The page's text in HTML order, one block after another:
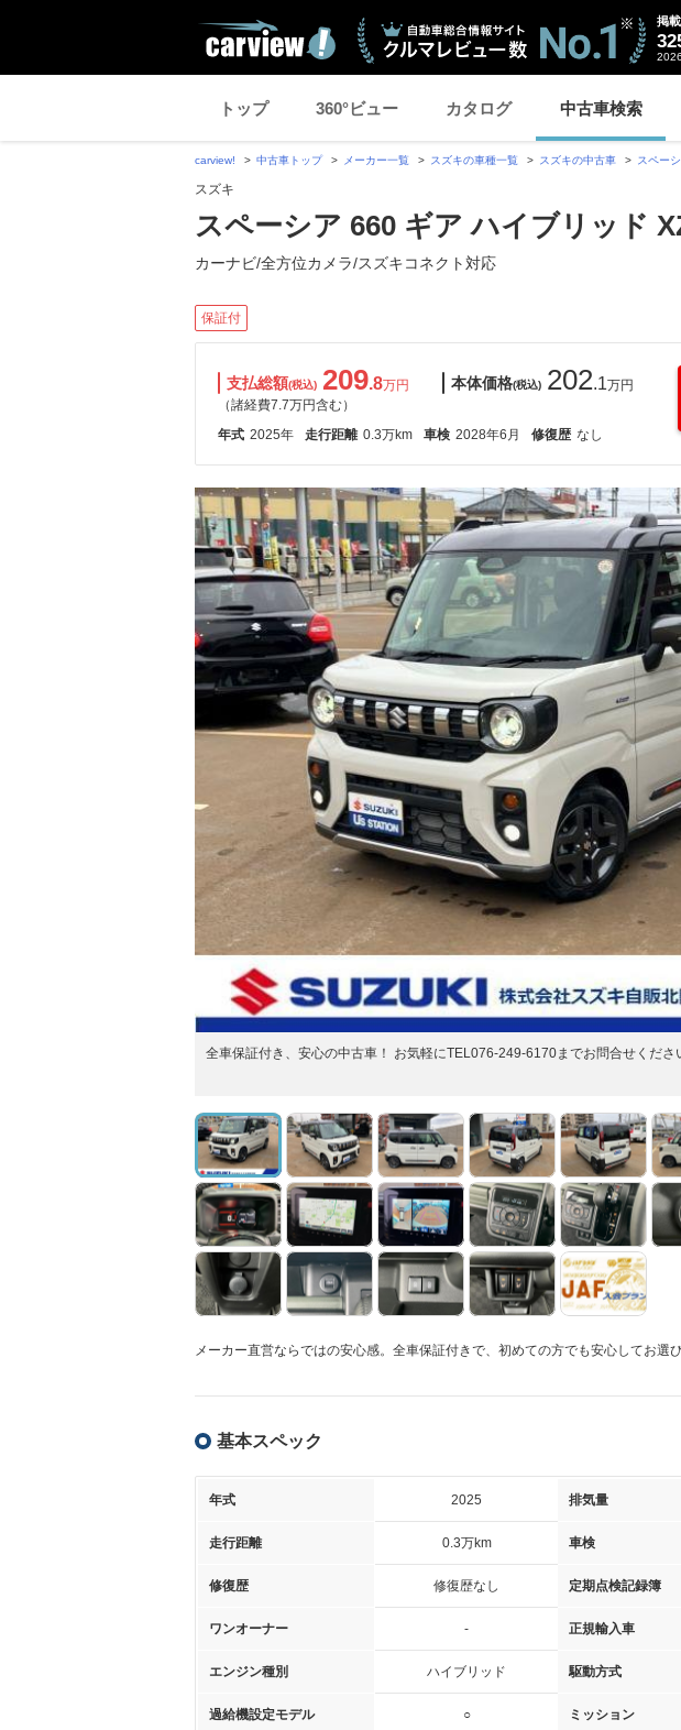
掲
トップ 360°ビュー カタログ 中古車検索
carview! 中古車トップ メーカー一覧 スズキの車種一覧 スズキの中古車 スペー
スズキ
スペーシア 660 ギア ハイブリッド
カーナビ/全方位カメラ/スズキコネクト対応
保証付
支払総額(税込) 209.8万円
（諸経費7.7万円含む）
本体価格(税込) 202.1万円
年式 2025年 走行距離 0.3万km 車検 2028年6月 修復歴 なし
全車保証付き、安心の中古車！ お気軽にTEL076-249-6170までお問合せくださ
メーカー直営ならではの安心感。全車保証付きで、初めての方でも安心してお選
基本スペック
年式 2025 排気量
走行距離 0.3万km 車検
修復歴 修復歴なし 定期点検記録簿
ワンオーナー - 正規輸入車
エンジン種別 ハイブリッド 駆動方式
過給機設定モデル ○ ミッション